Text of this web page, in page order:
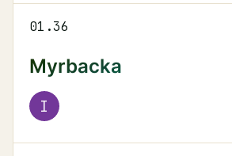
01.36
Myrbacka
I